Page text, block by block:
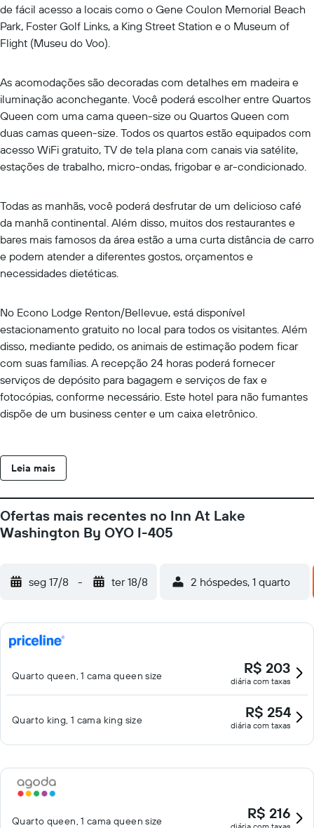
de fácil acesso a locais como o Gene Coulon Memorial Beach
Park, Foster Golf Links, a King Street Station e o Museum of
Flight (Museu do Voo).
As acomodações são decoradas com detalhes em madeira e
iluminação aconchegante. Você poderá escolher entre Quartos
Queen com uma cama queen-size ou Quartos Queen com
duas camas queen-size. Todos os quartos estão equipados com
acesso WiFi gratuito, TV de tela plana com canais via satélite,
estações de trabalho, micro-ondas, frigobar e ar-condicionado.
Todas as manhãs, você poderá desfrutar de um delicioso café
da manhã continental. Além disso, muitos dos restaurantes e
bares mais famosos da área estão a uma curta distância de carro
e podem atender a diferentes gostos, orçamentos e
necessidades dietéticas.
No Econo Lodge Renton/Bellevue, está disponível
estacionamento gratuito no local para todos os visitantes. Além
disso, mediante pedido, os animais de estimação podem ficar
com suas famílias. A recepção 24 horas poderá fornecer
serviços de depósito para bagagem e serviços de fax e
fotocópias, conforme necessário. Este hotel para não fumantes
dispõe de um business center e um caixa eletrônico.
Leia mais
Ofertas mais recentes no Inn At Lake
Washington By OYO I-405
seg 17/8 - ter 18/8 2 hóspedes, 1 quarto
Quarto queen, 1 cama queen size R$ 203
diária com taxas
Quarto king, 1 cama king size R$ 254
diária com taxas
Quarto queen, 1 cama queen size R$ 216